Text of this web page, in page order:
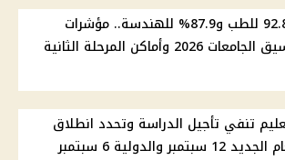
92.8% للطب و87.9% للهندسة.. مؤشرات
2026 وأماكن المرحلة الثانية
تنفي تأجيل الدراسة وتحدد انطلاق
12 سبتمبر والدولية 6 سبتمبر